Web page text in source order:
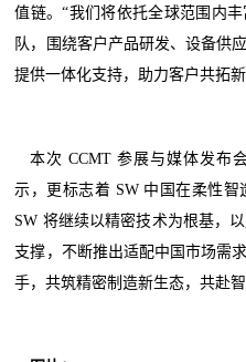
值链。“我们将依托全球范围内
队，围绕客户产品研发、设备供
提供一体化支持，助力客户共拓
本次 CCMT 参展与媒体发布
示，更标志着 SW 中国在柔性智
SW 将继续以精密技术为根基，
支撑，不断推出适配中国市场需
手，共筑精密制造新生态，共赴智